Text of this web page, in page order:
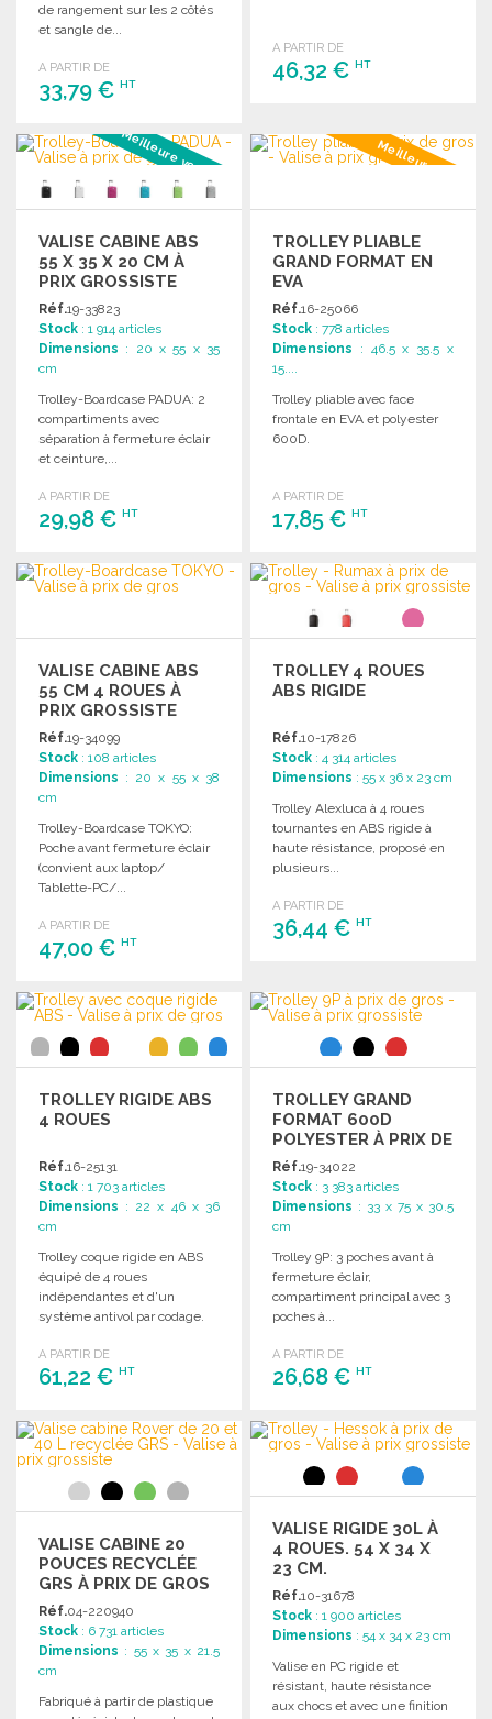
de rangement sur les 2 côtés
et sangle de...
A PARTIR DE
33,79 € HT
COMMANDER
Demander un devis
A PARTIR DE
46,32 €HT
Demander un devis
Meilleure vente #3
VALISE CABINE ABS
55 X 35 X 20 CM À
PRIX GROSSISTE
Réf.19-33823
Stock : 1 914 articles
Dimensions : 20 x 55 x 35
cm
Trolley-Boardcase PADUA: 2
compartiments avec
séparation à fermeture éclair
et ceinture,...
A PARTIR DE
29,98 € HT
COMMANDER
Demander un devis
Meilleur prix
TROLLEY PLIABLE
GRAND FORMAT EN
EVA
Réf.16-25066
Stock : 778 articles
Dimensions : 46.5 x 35.5 x
15....
Trolley pliable avec face
frontale en EVA et polyester
600D.
A PARTIR DE
17,85 €HT
COMMANDER
Demander un devis
VALISE CABINE ABS
55 CM 4 ROUES À
PRIX GROSSISTE
Réf.19-34099
Stock : 108 articles
Dimensions : 20 x 55 x 38
cm
Trolley-Boardcase TOKYO:
Poche avant fermeture éclair
(convient aux laptop/
Tablette-PC/...
A PARTIR DE
47,00 € HT
COMMANDER
Demander un devis
TROLLEY 4 ROUES
ABS RIGIDE
Réf.10-17826
Stock : 4 314 articles
Dimensions : 55 x 36 x 23 cm
Trolley Alexluca à 4 roues
tournantes en ABS rigide à
haute résistance, proposé en
plusieurs...
A PARTIR DE
36,44 €HT
Demander un devis
TROLLEY RIGIDE ABS
4 ROUES
Réf.16-25131
Stock : 1 703 articles
Dimensions : 22 x 46 x 36
cm
Trolley coque rigide en ABS
équipé de 4 roues
indépendantes et d'un
système antivol par codage.
A PARTIR DE
61,22 € HT
COMMANDER
Demander un devis
TROLLEY GRAND
FORMAT 600D
POLYESTER À PRIX DE
GROS
Réf.19-34022
Stock : 3 383 articles
Dimensions : 33 x 75 x 30.5
cm
Trolley 9P: 3 poches avant à
fermeture éclair,
compartiment principal avec 3
poches à...
A PARTIR DE
26,68 €HT
COMMANDER
Demander un devis
VALISE CABINE 20
POUCES RECYCLÉE
GRS À PRIX DE GROS
Réf.04-220940
Stock : 6 731 articles
Dimensions : 55 x 35 x 21.5
cm
Fabriqué à partir de plastique
VALISE RIGIDE 30L À
4 ROUES. 54 X 34 X
23 CM.
Réf.10-31678
Stock : 1 900 articles
Dimensions : 54 x 34 x 23 cm
Valise en PC rigide et
résistant, haute résistance
aux chocs et avec une finition